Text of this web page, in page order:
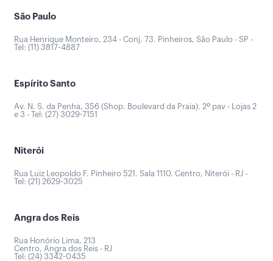
São Paulo
Rua Henrique Monteiro, 234 - Conj. 73. Pinheiros, São Paulo - SP -
Tel: (11) 3817-4887
Espírito Santo
Av. N. S. da Penha, 356 (Shop. Boulevard da Praia). 2º pav - Lojas 2
e 3 - Tel: (27) 3029-7151
Niterói
Rua Luiz Leopoldo F. Pinheiro 521. Sala 1110. Centro, Niterói - RJ -
Tel: (21) 2629-3025
Angra dos Reis
Rua Honório Lima, 213
Centro, Angra dos Reis - RJ
Tel: (24) 3342-0435